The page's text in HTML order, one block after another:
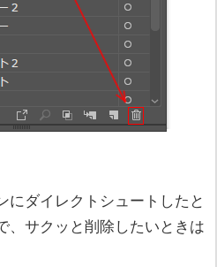
にダイレクトシュートしたと
、サクッと削除したいときは